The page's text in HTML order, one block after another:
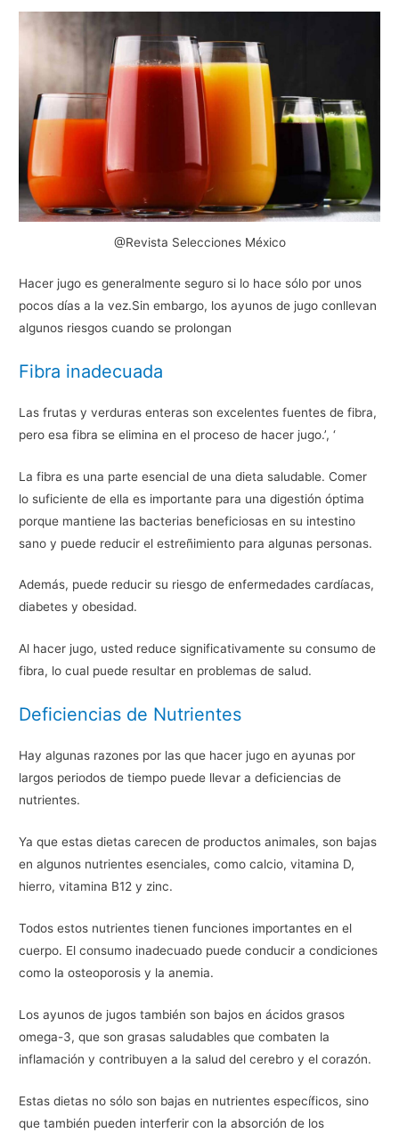
@Revista Selecciones México
Hacer jugo es generalmente seguro si lo hace sólo por unos
pocos días a la vez.Sin embargo, los ayunos de jugo conllevan
algunos riesgos cuando se prolongan
Fibra inadecuada
Las frutas y verduras enteras son excelentes fuentes de fibra,
pero esa fibra se elimina en el proceso de hacer jugo.’, ‘
La fibra es una parte esencial de una dieta saludable. Comer
lo suficiente de ella es importante para una digestión óptima
porque mantiene las bacterias beneficiosas en su intestino
sano y puede reducir el estreñimiento para algunas personas.
Además, puede reducir su riesgo de enfermedades cardíacas,
diabetes y obesidad.
Al hacer jugo, usted reduce significativamente su consumo de
fibra, lo cual puede resultar en problemas de salud.
Deficiencias de Nutrientes
Hay algunas razones por las que hacer jugo en ayunas por
largos periodos de tiempo puede llevar a deficiencias de
nutrientes.
Ya que estas dietas carecen de productos animales, son bajas
en algunos nutrientes esenciales, como calcio, vitamina D,
hierro, vitamina B12 y zinc.
Todos estos nutrientes tienen funciones importantes en el
cuerpo. El consumo inadecuado puede conducir a condiciones
como la osteoporosis y la anemia.
Los ayunos de jugos también son bajos en ácidos grasos
omega-3, que son grasas saludables que combaten la
inflamación y contribuyen a la salud del cerebro y el corazón.
Estas dietas no sólo son bajas en nutrientes específicos, sino
que también pueden interferir con la absorción de los